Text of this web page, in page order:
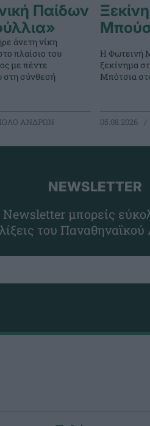
Παίδων
άνετη νίκη
πλαίσιο του
με πέντε
στη σύνθεσή
ΑΝΔΡΩΝ
Η Φωτεινή
ξεκίνημα
Μπότσια
05.08.2026
NEWSLETTER
μπορείς
του